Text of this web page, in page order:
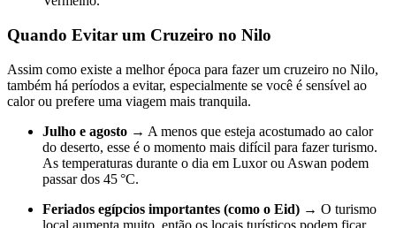
Quando Evitar um Cruzeiro no Nilo
Assim como existe a melhor época para fazer um cruzeiro no Nilo,
também há períodos a evitar, especialmente se você é sensível ao
calor ou prefere uma viagem mais tranquila.
Julho e agosto → A menos que esteja acostumado ao calor
do deserto, esse é o momento mais difícil para fazer turismo.
As temperaturas durante o dia em Luxor ou Aswan podem
passar dos 45 °C.
Feriados egípcios importantes (como o Eid) → O turismo
local aumenta muito, então os locais turísticos podem ficar